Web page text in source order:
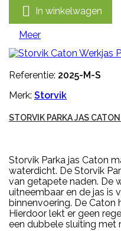
 In winkelwagen
Meer
Referentie: 2025-M-S
Merk: Storvik
STORVIK PARKA JAS
Storvik Parka jas Caton
waterdicht. De Storvik
van getapete naden. De
uitneembaar en de jas is
binnenvoering. De
Hierdoor lekt er geen
een dubbele sluiting met